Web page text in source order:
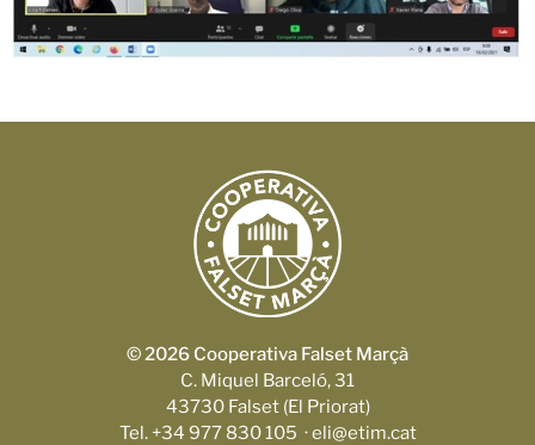
© 2026 Cooperativa Falset Marçà
C. Miquel Barceló, 31
43730 Falset (El Priorat)
Tel. +34 977 830 105 · eli@etim.cat